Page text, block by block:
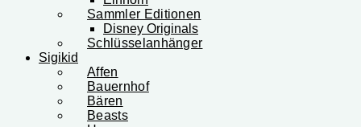
Sammler Editionen
Disney Originals
Schlüsselanhänger
Sigikid
Affen
Bauernhof
Bären
Beasts